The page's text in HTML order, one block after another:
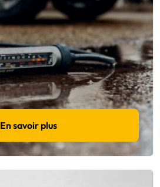
En savoir plus